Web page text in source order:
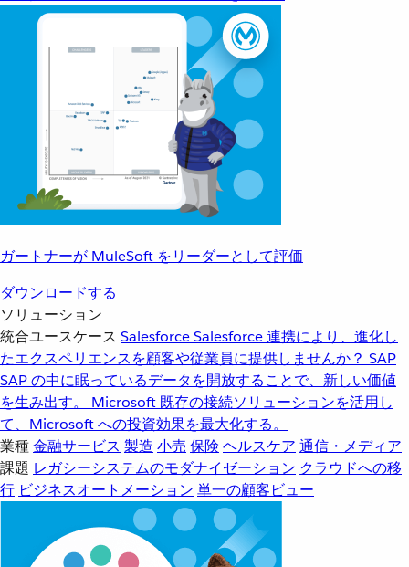
ガートナーが MuleSoft をリーダーとして評価
ダウンロードする
ソリューション
統合ユースケース SalesforceSalesforce 連携により、進化し
たエクスペリエンスを顧客や従業員に提供しませんか？ SAP
SAP の中に眠っているデータを開放することで、新しい価値
を生み出す。
Microsoft 既存の接続ソリューションを活用し
て、Microsoft への投資効果を最大化する。
業種金融サービス 製造 小売 保険 ヘルスケア 通信・メディア
課題 レガシーシステムのモダナイゼーション クラウドへの移
行 ビジネスオートメーション 単一の顧客ビュー